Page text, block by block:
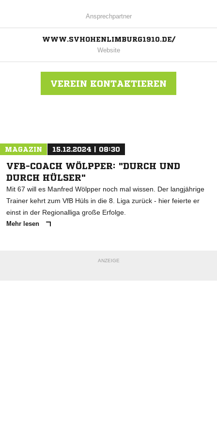
Ansprechpartner
WWW.SVHOHENLIMBURG1910.DE/
Website
VEREIN KONTAKTIEREN
MAGAZIN 15.12.2024 | 08:30
VFB-COACH WÖLPPER: "DURCH UND
DURCH HÜLSER"
Mit 67 will es Manfred Wölpper noch mal wissen. Der langjährige
Trainer kehrt zum VfB Hüls in die 8. Liga zurück - hier feierte er
einst in der Regionalliga große Erfolge.
Mehr lesen
ANZEIGE